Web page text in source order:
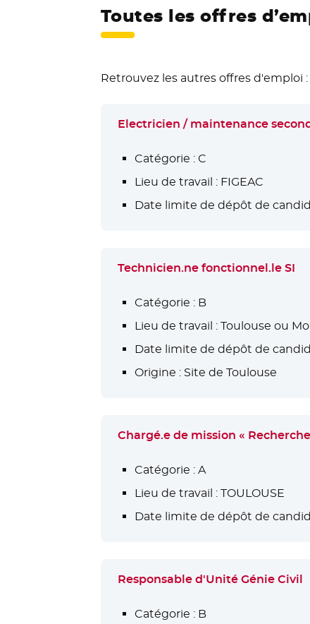
Toutes les offres
Retrouvez les autres offres d'emploi :
Electricien / maintenance
Catégorie : C
Lieu de travail :FIGEAC
Date limite de dépôt de
Technicien.ne fonctionnel.le SI
Catégorie : B
Lieu de travail :Toulouse ou
Date limite de dépôt de
Origine : Site de Toulouse
Chargé.e de mission «
Catégorie : A
Lieu de travail :TOULOUSE
Date limite de dépôt de
Responsable d'Unité Génie Civil
Catégorie : B